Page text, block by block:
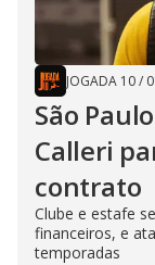
JOGADA 10/
São
Calleri
contrato
Clube e estafe
financeiros, e
temporadas